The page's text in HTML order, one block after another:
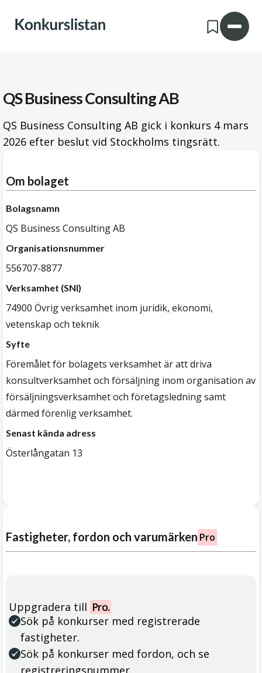
QS Business Consulting AB
QS Business Consulting AB gick i konkurs 4 mars
2026 efter beslut vid Stockholms tingsrätt.
Om bolaget
Bolagsnamn
QS Business Consulting AB
Organisationsnummer
556707-8877
Verksamhet (SNI)
74900 Övrig verksamhet inom juridik, ekonomi,
vetenskap och teknik
Syfte
Föremålet för bolagets verksamhet är att driva
konsultverksamhet och försäljning inom organisation av
försäljningsverksamhet och företagsledning samt
därmed förenlig verksamhet.
Senast kända adress
Österlångatan 13
Fastigheter, fordon och varumärken Pro
Uppgradera till Pro.
Sök på konkurser med registrerade
fastigheter.
Sök på konkurser med fordon, och se
registreringsnummer.